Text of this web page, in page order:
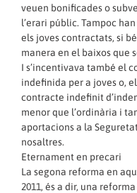
veuen bonificades o
l’erari públic. Tampoc
els joves contractats, si
manera en el baixos que
I s’incentivava també el
indefinida per a joves o,
contracte indefinit
menor que l’ordinària i
aportacions a la
nosaltres.
Eternament en precari
La segona reforma en
2011, és a dir, una